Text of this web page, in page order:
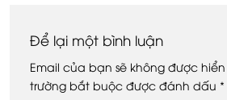
Để lại một bình luận
Email của bạn sẽ không được
trường bắt buộc được đánh dấu *